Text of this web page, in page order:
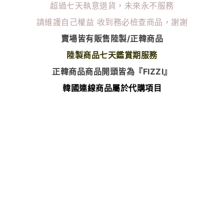
超過七天執意退貨，未來永不服務
請維護自己權益 收到務必檢查商品，謝謝
賣場皆有販售陸製/正韓商品
陸製商品七天鑑賞期服務
正韓商品商品開頭皆為『FIZZI』
韓國連線商品屬於代購項目